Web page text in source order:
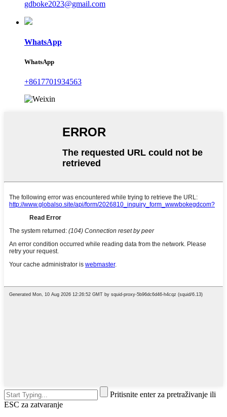
gdboke2023@gmail.com
WhatsApp
WhatsApp
+8617701934563
Pritisnite enter za pretraživanje ili
ESC za zatvaranje